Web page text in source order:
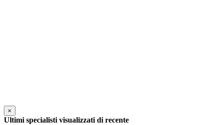
×
Ultimi specialisti visualizzati di recente